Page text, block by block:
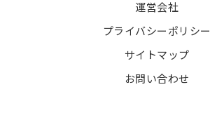
運営会社
プライバシーポリシー
サイトマップ
お問い合わせ